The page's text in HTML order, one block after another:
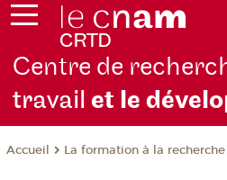
Centre de
travailet le
Accueil La formation à la recherche